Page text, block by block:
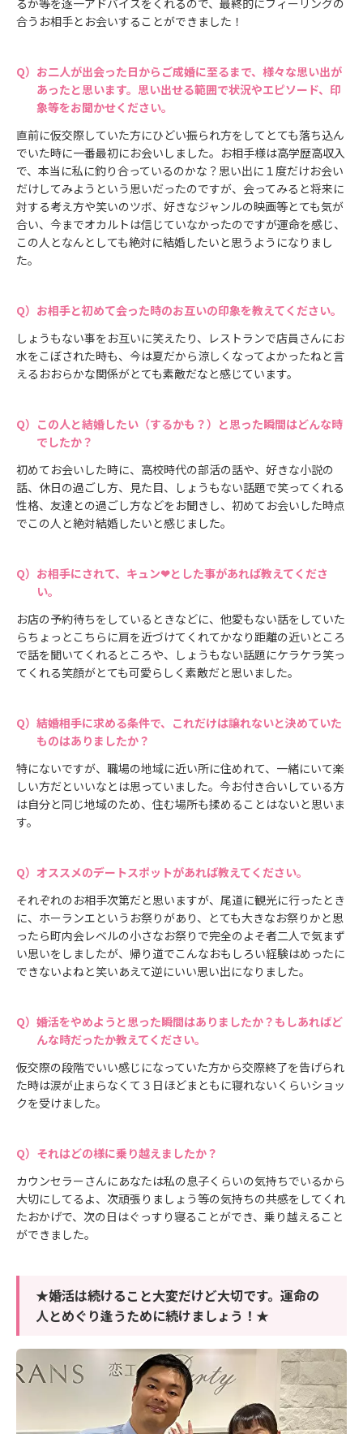
合うお相手とお会いすることができました！
お二人が出会った日からご成婚に至るまで、様々な思い出が
あったと思います。思い出せる範囲で状況やエピソード、印
象等をお聞かせください。
直前に仮交際していた方にひどい振られ方をしてとても落ち込ん
でいた時に一番最初にお会いしました。お相手様は高学歴高収入
で、本当に私に釣り合っているのかな？思い出に１度だけお会い
だけしてみようという思いだったのですが、会ってみると将来に
対する考え方や笑いのツボ、好きなジャンルの映画等とても気が
合い、今までオカルトは信じていなかったのですが運命を感じ、
この人となんとしても絶対に結婚したいと思うようになりまし
た。
お相手と初めて会った時のお互いの印象を教えてください。
しょうもない事をお互いに笑えたり、レストランで店員さんにお
水をこぼされた時も、今は夏だから涼しくなってよかったねと言
えるおおらかな関係がとても素敵だなと感じています。
この人と結婚したい（するかも？）と思った瞬間はどんな時
でしたか？
初めてお会いした時に、高校時代の部活の話や、好きな小説の
話、休日の過ごし方、見た目、しょうもない話題で笑ってくれる
性格、友達との過ごし方などをお聞きし、初めてお会いした時点
でこの人と絶対結婚したいと感じました。
お相手にされて、キュン❤とした事があれば教えてくださ
い。
お店の予約待ちをしているときなどに、他愛もない話をしていた
らちょっとこちらに肩を近づけてくれてかなり距離の近いところ
で話を聞いてくれるところや、しょうもない話題にケラケラ笑っ
てくれる笑顔がとても可愛らしく素敵だと思いました。
結婚相手に求める条件で、これだけは譲れないと決めていた
ものはありましたか？
特にないですが、職場の地域に近い所に住めれて、一緒にいて楽
しい方だといいなとは思っていました。今お付き合いしている方
は自分と同じ地域のため、住む場所も揉めることはないと思いま
す。
オススメのデートスポットがあれば教えてください。
それぞれのお相手次第だと思いますが、尾道に観光に行ったとき
に、ホーランエというお祭りがあり、とても大きなお祭りかと思
ったら町内会レベルの小さなお祭りで完全のよそ者二人で気まず
い思いをしましたが、帰り道でこんなおもしろい経験はめったに
できないよねと笑いあえて逆にいい思い出になりました。
婚活をやめようと思った瞬間はありましたか？もしあればど
んな時だったか教えてください。
仮交際の段階でいい感じになっていた方から交際終了を告げられ
た時は涙が止まらなくて３日ほどまともに寝れないくらいショッ
クを受けました。
それはどの様に乗り越えましたか？
カウンセラーさんにあなたは私の息子くらいの気持ちでいるから
大切にしてるよ、次頑張りましょう等の気持ちの共感をしてくれ
たおかげで、次の日はぐっすり寝ることができ、乗り越えること
ができました。
★婚活は続けること大変だけど大切です。運命の
人とめぐり逢うために続けましょう！★